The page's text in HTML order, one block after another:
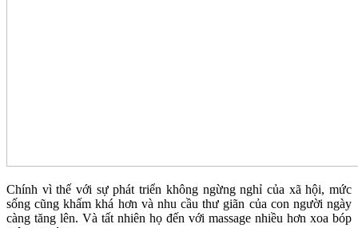
Chính vì thế với sự phát triển không ngừng nghỉ của xã hội, mức
sống cũng khấm khá hơn và nhu cầu thư giãn của con người ngày
càng tăng lên. Và tất nhiên họ đến với massage nhiều hơn xoa bóp